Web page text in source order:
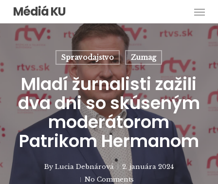
Skip
main
content
Médiá KU
Spravodajstvo Zumag
Mladí žurnalisti zažili
dva dni so skúseným
moderátorom
Patrikom Hermanom
By Lucia Debnárová
2. januára 2024
No Comments